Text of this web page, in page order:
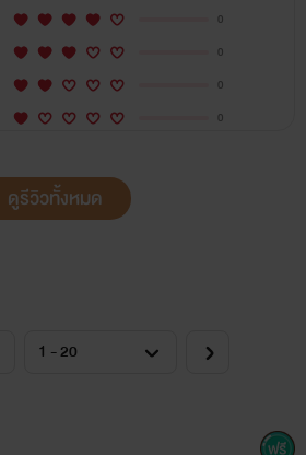
วิน
( wind)
ศึกษาปีหนึ่ง คณะศิลปกรรม ชอบวาด
รูป
😀😀😀
0
0
0
0
ดูรีวิวทั้งหมด